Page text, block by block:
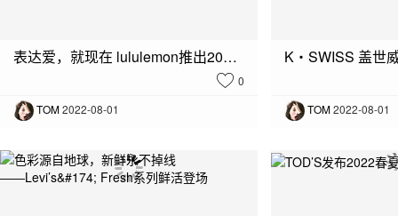
表达爱，就现在 lululemon推出2022年七夕限定胶囊系列
0
TOM2022-08-01 TOM2022-08-01